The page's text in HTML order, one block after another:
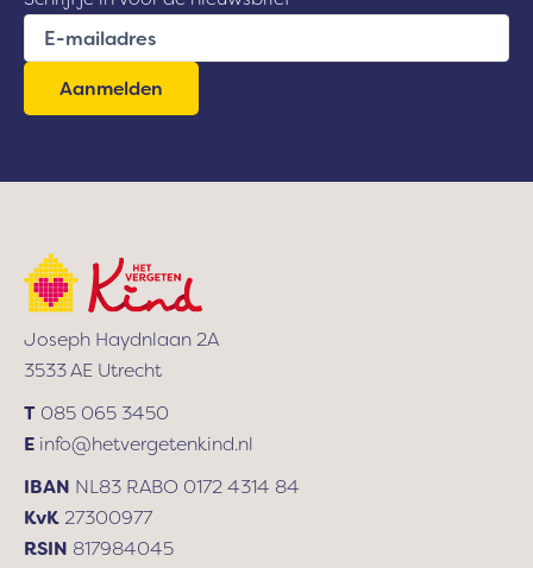
E
m
i
Joseph Haydnlaan 2A
3533 AE Utrecht
T 085 065 3450
E info@hetvergetenkind.nl
IBAN NL83 RABO 0172 4314 84
KvK 27300977
RSIN 817984045